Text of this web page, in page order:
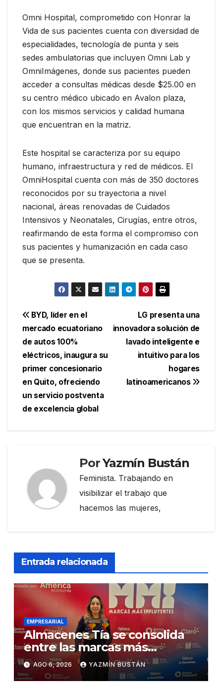
Omni Hospital, comprometido con Honrar la
Vida de sus pacientes cuenta con diversidad de
especialidades, tecnología de punta y seis
sedes ambulatorias que incluyen Omni Lab y
OmniImágenes, donde sus pacientes pueden
acceder a consultas médicas desde $25.00 en
su centro médico ubicado en Avalon plaza,
con los mismos servicios y calidad humana
que encuentran en la matriz.
Este hospital se caracteriza por su equipo
humano, infraestructura y red de médicos. El
OmniHospital cuenta con más de 350 doctores
reconocidos por su trayectoria a nivel
nacional, áreas renovadas de Cuidados
Intensivos y Neonatales, Cirugías, entre otros,
reafirmando de esta forma el compromiso con
sus pacientes y humanización en cada caso
que se presenta.
Navegación
de
entradas
LG presenta una
innovadora solución de
lavado inteligente e
intuitivo para los
hogares
latinoamericanos
BYD, líder en el
mercado ecuatoriano
de autos 100%
eléctricos, inaugura su
primer concesionario
en Quito, ofreciendo
un servicio postventa
de excelencia global
PorYazmín Bustán
Feminista. Trabajando en
visibilizar el trabajo que
hacemos las mujeres,
Entrada relacionada
EMPRESARIAL
Almacenes Tía se consolida
entre las marcas más
influyentes del Ecuador
AGO 6, 2026 YAZMÍN BUSTÁN